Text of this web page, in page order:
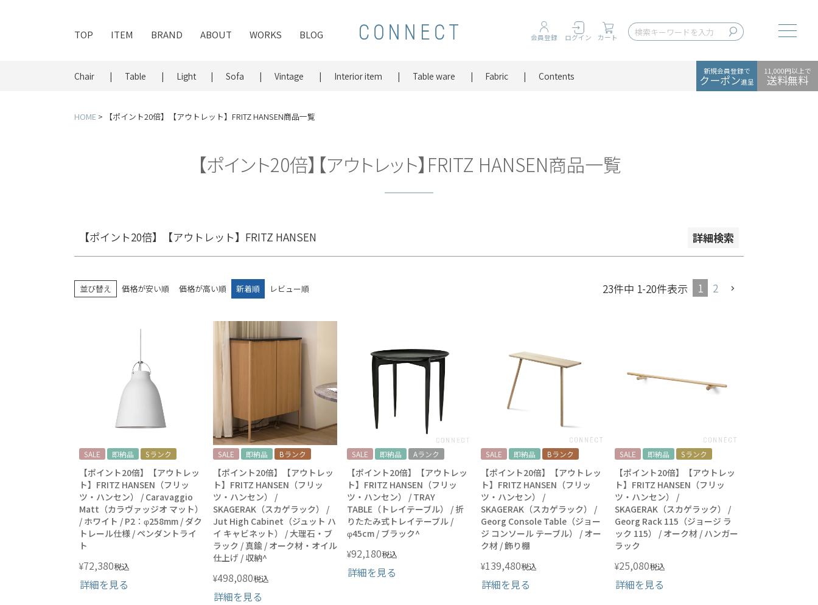
TOP ITEM BRAND ABOUT WORKS BLOG 会員登録 ログイン カート
Chair Table Light Sofa Vintage Interior item Table ware Fabric Contents 新規会員登録で
クーポン進呈
11,000円以上で
送料無料
HOME 【ポイント20倍】【アウトレット】FRITZ HANSEN商品一覧
【ポイント20倍】【アウトレット】FRITZ HANSEN商品一覧
【ポイント20倍】【アウトレット】FRITZ HANSEN 詳細検索
在庫なし商品
レビュー数順
並び替え 価格が安い順 価格が高い順 新着順 レビュー順 23件中 1-20件表示 1 2
SALE 即納品 Sランク
【ポイント20倍】【アウトレッ
ト】FRITZ HANSEN（フリッ
ツ・ハンセン） / Caravaggio
Matt（カラヴァッジオ マット）
/ ホワイト / P2：φ258mm / ダク
トレール仕様 / ペンダントライ
ト
¥72,380税込
詳細を見る
SALE 即納品 Bランク
【ポイント20倍】【アウトレッ
ト】FRITZ HANSEN（フリッ
ツ・ハンセン） /
SKAGERAK（スカゲラック） /
Jut High Cabinet（ジュット ハ
イ キャビネット） / 大理石・ブ
ラック / 真鍮 / オーク材・オイル
仕上げ / 収納^
¥498,080税込
詳細を見る
SALE 即納品 Aランク
【ポイント20倍】【アウトレッ
ト】FRITZ HANSEN（フリッ
ツ・ハンセン） / TRAY
TABLE（トレイテーブル） / 折
りたたみ式トレイテーブル /
φ45cm / ブラック^
¥92,180税込
詳細を見る
SALE 即納品 Bランク
【ポイント20倍】【アウトレッ
ト】FRITZ HANSEN（フリッ
ツ・ハンセン） /
SKAGERAK（スカゲラック） /
Georg Console Table（ジョー
ジ コンソール テーブル） / オー
ク材 / 飾り棚
¥139,480税込
詳細を見る
SALE 即納品 Sランク
【ポイント20倍】【アウトレッ
ト】FRITZ HANSEN（フリッ
ツ・ハンセン） /
SKAGERAK（スカゲラック） /
Georg Rack 115（ジョージ ラ
ック 115） / オーク材 / ハンガー
ラック
¥25,080税込
詳細を見る